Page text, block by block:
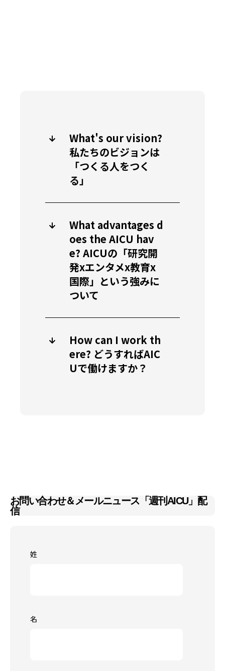
What's our vision?
私たちのビジョンは
「つくる人をつく
る」
What advantages d
oes the AICU hav
e? AICUの「研究開
発xエンタメx教育x
国際」という強みに
ついて
How can I work th
ere? どうすればAIC
Uで働けますか？
お問い合わせ＆メールニュース「週刊AICU」配
信
姓
名